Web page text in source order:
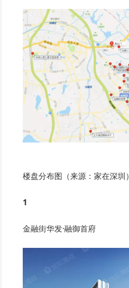
楼盘分布图（来源：家在深圳）
1
金融街华发·融御首府